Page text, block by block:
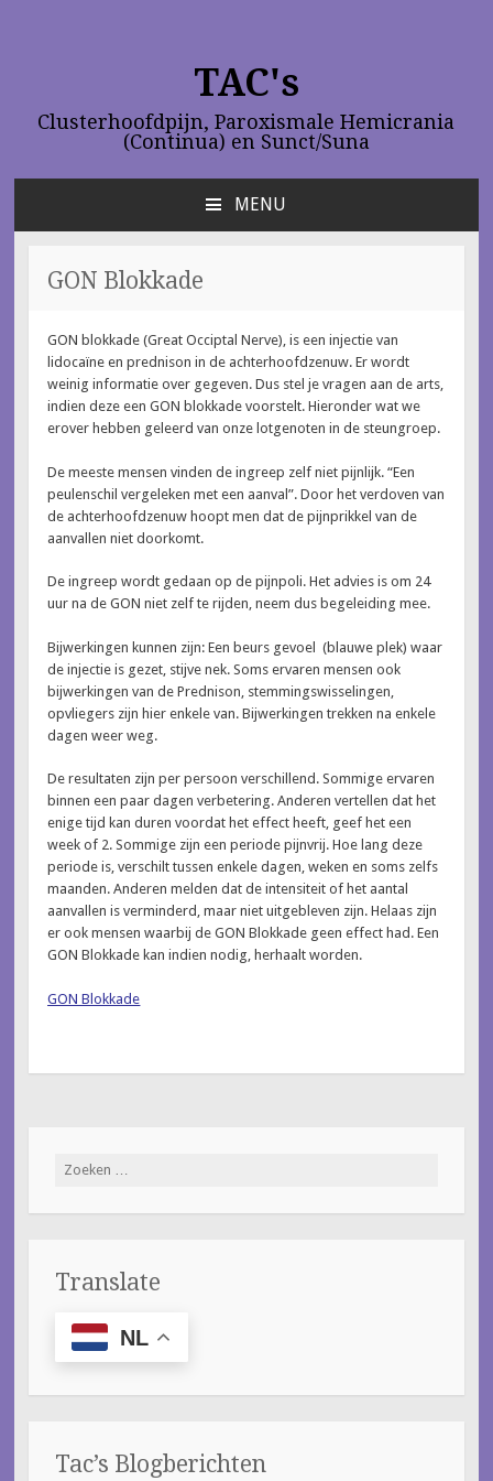
TAC's
Clusterhoofdpijn, Paroxismale Hemicrania
(Continua) en Sunct/Suna
MENU
INHOUD
SPRINGEN
GON Blokkade
GON blokkade (Great Occiptal Nerve), is een injectie van
lidocaïne en prednison in de achterhoofdzenuw. Er wordt
weinig informatie over gegeven. Dus stel je vragen aan de arts,
indien deze een GON blokkade voorstelt. Hieronder wat we
erover hebben geleerd van onze lotgenoten in de steungroep.
De meeste mensen vinden de ingreep zelf niet pijnlijk. “Een
peulenschil vergeleken met een aanval”. Door het verdoven van
de achterhoofdzenuw hoopt men dat de pijnprikkel van de
aanvallen niet doorkomt.
De ingreep wordt gedaan op de pijnpoli. Het advies is om 24
uur na de GON niet zelf te rijden, neem dus begeleiding mee.
Bijwerkingen kunnen zijn: Een beurs gevoel (blauwe plek) waar
de injectie is gezet, stijve nek. Soms ervaren mensen ook
bijwerkingen van de Prednison, stemmingswisselingen,
opvliegers zijn hier enkele van. Bijwerkingen trekken na enkele
dagen weer weg.
De resultaten zijn per persoon verschillend. Sommige ervaren
binnen een paar dagen verbetering. Anderen vertellen dat het
enige tijd kan duren voordat het effect heeft, geef het een
week of 2. Sommige zijn een periode pijnvrij. Hoe lang deze
periode is, verschilt tussen enkele dagen, weken en soms zelfs
maanden. Anderen melden dat de intensiteit of het aantal
aanvallen is verminderd, maar niet uitgebleven zijn. Helaas zijn
er ook mensen waarbij de GON Blokkade geen effect had. Een
GON Blokkade kan indien nodig, herhaalt worden.
GON Blokkade
Zoeken
Translate
NL
Tac’s Blogberichten